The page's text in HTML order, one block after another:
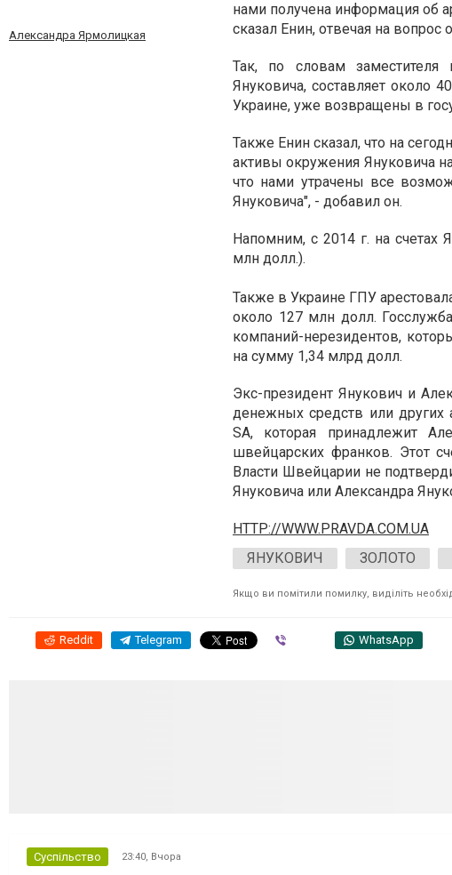
Александра Ярмолицкая
нами получена информация об
сказал Енин, отвечая на
Так, по словам
Януковича, составляет около
Украине, уже возвращены в
Также Енин сказал, что на
активы окружения Януковича
что нами утрачены все
Януковича", - добавил он.
Напомним, с 2014 г. на счетах
млн долл.).
Также в Украине ГПУ
около 127 млн долл.
компаний-нерезидентов,
на сумму 1,34 млрд долл.
Экс-президент Янукович и
денежных средств или
ЅА, которая принадлежит
швейцарских франков. Этот
Власти Швейцарии не
Януковича или Александра
HTTP://WWW.PRAVDA.COM.UA
ЯНУКОВИЧ
ЗОЛОТО
Якщо ви помітили помилку, виділіть
Reddit Telegram WhatsApp
Суспільство 23:40, Вчора